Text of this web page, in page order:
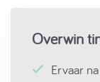
Overwin
Ervaar